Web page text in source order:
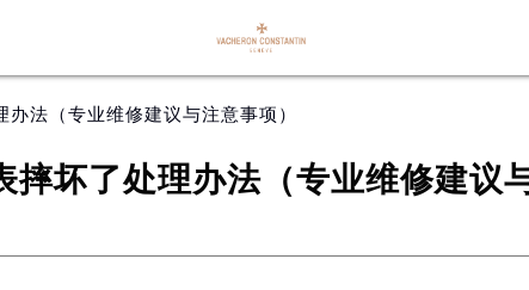
法（专业维修建议与注意事项）
摔坏了处理办法（专业维修建议